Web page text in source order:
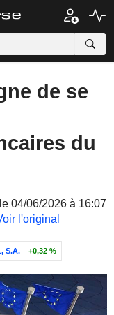
de se
du
04/06/2026 à 16:07
l'original
S.A. +0,32 %